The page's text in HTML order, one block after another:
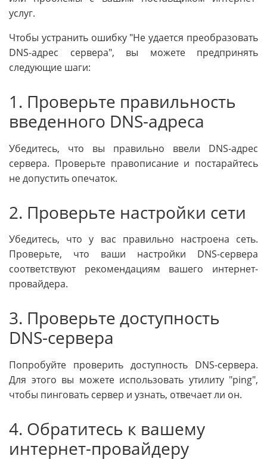
услуг.
Чтобы устранить ошибку "Не удается преобразовать
DNS-адрес сервера", вы можете предпринять
следующие шаги:
1. Проверьте правильность
введенного DNS-адреса
Убедитесь, что вы правильно ввели DNS-адрес
сервера. Проверьте правописание и постарайтесь
не допустить опечаток.
2. Проверьте настройки сети
Убедитесь, что у вас правильно настроена сеть.
Проверьте, что ваши настройки DNS-сервера
соответствуют рекомендациям вашего интернет-
провайдера.
3. Проверьте доступность
DNS-сервера
Попробуйте проверить доступность DNS-сервера.
Для этого вы можете использовать утилиту "ping",
чтобы пинговать сервер и узнать, отвечает ли он.
4. Обратитесь к вашему
интернет-провайдеру